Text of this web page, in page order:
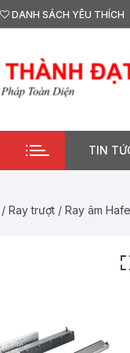
DANH SÁCH YÊU THÍCH
TIN
/ Ray trượt / Ray âm